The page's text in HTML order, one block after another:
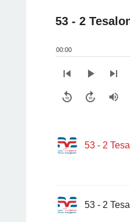
53 - 2
00:00
skip_previous play_arrow
skip_next
replay_10
forward_10 volume_up
53 - 2
53 - 2